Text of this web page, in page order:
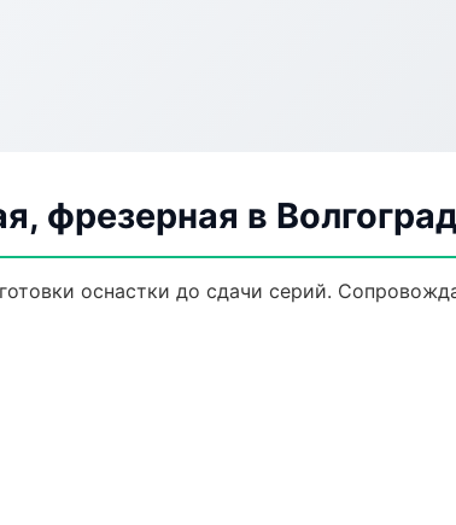
фрезерная в
оснастки до сдачи серий.